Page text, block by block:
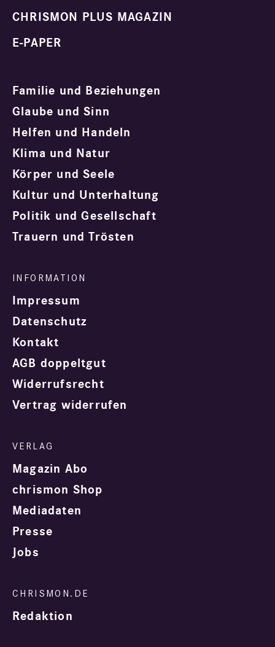
CHRISMON PLUS MAGAZIN
E-PAPER
Familie und Beziehungen
Glaube und Sinn
Helfen und Handeln
Klima und Natur
Körper und Seele
Kultur und Unterhaltung
Politik und Gesellschaft
Trauern und Trösten
Impressum
Datenschutz
Kontakt
AGB doppeltgut
Widerrufsrecht
Vertrag widerrufen
Magazin Abo
chrismon Shop
Mediadaten
Presse
Jobs
Redaktion